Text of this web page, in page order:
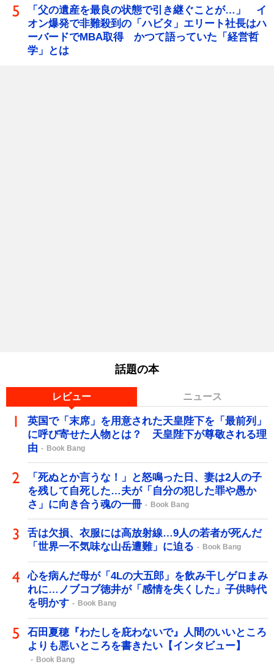
「父の遺産を最良の状態で引き継ぐことが…」 イ
オン爆発で非難殺到の「ハビタ」エリート社長はハ
ーバードでMBA取得 かつて語っていた「経営哲
学」とは
話題の本
レビュー ニュース
英国で「末席」を用意された天皇陛下を「最前列」
に呼び寄せた人物とは？ 天皇陛下が尊敬される理
由
Book Bang
「死ぬとか言うな！」と怒鳴った日、妻は2人の子
を残して自死した…夫が「自分の犯した罪や愚か
さ」に向き合う魂の一冊
Book Bang
舌は欠損、衣服には高放射線…9人の若者が死んだ
「世界一不気味な山岳遭難」に迫る
Book Bang
心を病んだ母が「4Lの大五郎」を飲み干しゲロまみ
れに…ノブコブ徳井が「感情を失くした」子供時代
を明かす
Book Bang
石田夏穂『わたしを庇わないで』人間のいいところ
よりも悪いところを書きたい【インタビュー】
Book Bang